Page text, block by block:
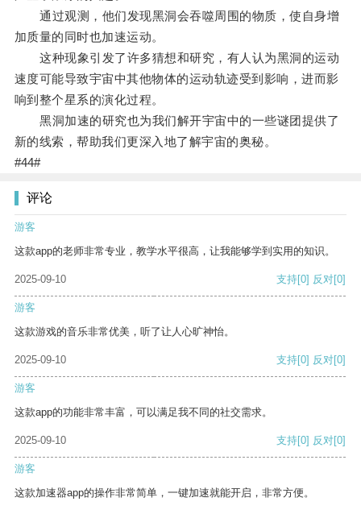
通过观测，他们发现黑洞会吞噬周围的物质，使自身增
加质量的同时也加速运动。
这种现象引发了许多猜想和研究，有人认为黑洞的运动
速度可能导致宇宙中其他物体的运动轨迹受到影响，进而影
响到整个星系的演化过程。
黑洞加速的研究也为我们解开宇宙中的一些谜团提供了
新的线索，帮助我们更深入地了解宇宙的奥秘。
#44#
评论
游客
这款app的老师非常专业，教学水平很高，让我能够学到实用的知识。
2025-09-10 支持[0] 反对[0]
游客
这款游戏的音乐非常优美，听了让人心旷神怡。
2025-09-10 支持[0] 反对[0]
游客
这款app的功能非常丰富，可以满足我不同的社交需求。
2025-09-10 支持[0] 反对[0]
游客
这款加速器app的操作非常简单，一键加速就能开启，非常方便。